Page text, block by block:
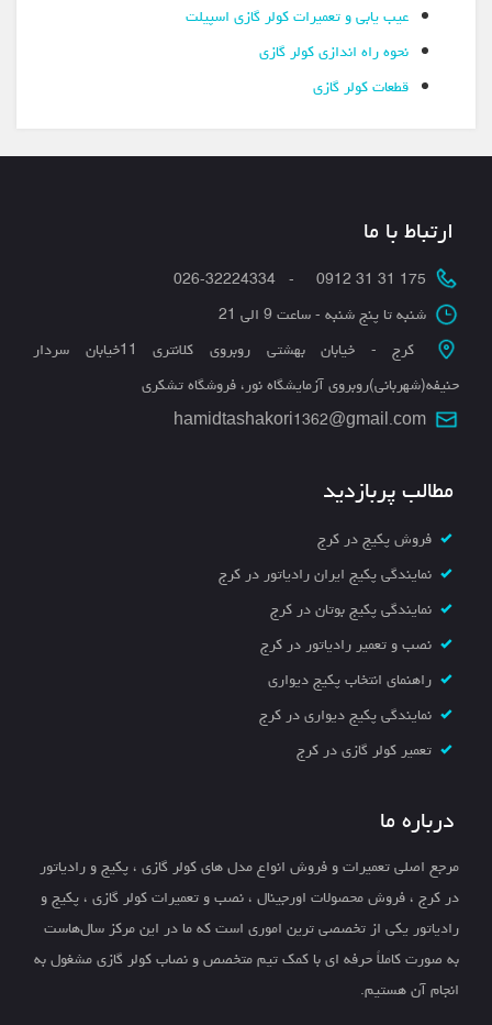
عیب‌ یابی و تعمیرات کولر گازی اسپیلت
نحوه راه اندازی کولر گازی
قطعات کولر گازی
ارتباط با ما
175 31 31 0912 - 026-32224334
شنبه تا پنج شنبه - ساعت 9 الی 21
کرج - خیابان بهشتی روبروی کلانتری 11خیابان سردار
حنیفه(شهربانی)روبروی آزمایشگاه نور، فروشگاه تشکری
hamidtashakori1362@gmail.com
مطالب پربازدید
فروش پکیج در کرج
نمایندگی پکیج ایران رادیاتور در کرج
نمایندگی پکیج بوتان در کرج
نصب و تعمیر رادیاتور در کرج
راهنمای انتخاب پکیج دیواری
نمایندگی پکیج دیواری در کرج
تعمیر کولر گازی در کرج
درباره ما
مرجع اصلی تعمیرات و فروش انواع مدل های کولر گازی ، پکیج و رادیاتور
در کرج ، فروش محصولات اورجینال ، نصب و تعمیرات کولر گازی ، پکیج و
رادیاتور یکی از تخصصی ترین اموری است که ما در این مرکز سال‌هاست
به صورت کاملاً حرفه ای با کمک تیم متخصص و نصاب کولر گازی مشغول به
انجام آن هستیم.